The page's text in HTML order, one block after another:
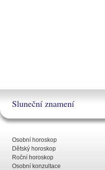
Sluneční znamení
Osobní horoskop
Dětský horoskop
Roční horoskop
Osobní konzultace